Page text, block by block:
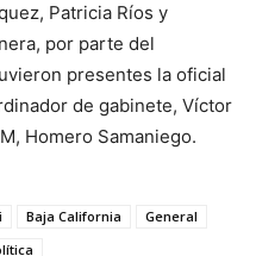
Patricia Ríos y
por parte del
presentes la oficial
de gabinete, Víctor
Homero Samaniego.
Baja California
General